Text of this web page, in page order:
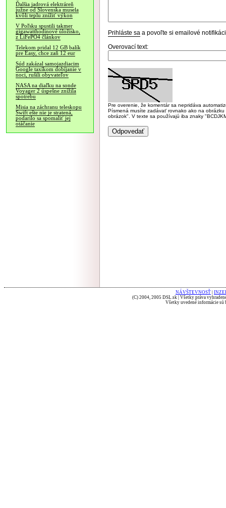
Ďalšia jadrová elektráreň
južne od Slovenska musela
kvôli teplu znížiť výkon
V Poľsku spustili takmer
gigawatthodinové úložisko,
z LiFePO4 článkov
Telekom pridal 12 GB balík
pre Easy, chce zaň 12 eur
Súd zakázal samojazdiacim
Google taxíkom dobíjanie v
noci, rušili obyvateľov
NASA na diaľku na sonde
Voyager 2 úspešne znížila
spotrebu
Misia na záchranu teleskopu
Swift ešte nie je stratená,
podarilo sa spomaliť jej
otáčanie
Prihláste sa a povoľte si emailové
Overovací text:
Pre overenie, že komentár sa nepridáva
Písmená musíte zadávať rovnako ako na
obrázok". V texte sa používajú iba znaky
NÁVŠTEVNOSŤ
(C) 2004, 2005 DSL.sk | Všetky práva
Všetky uvedené informácie sú